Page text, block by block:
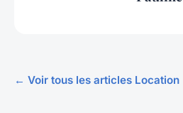
← Voir tous les articles Location